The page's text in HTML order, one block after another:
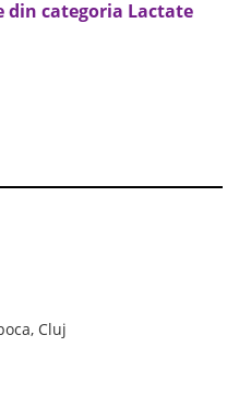
din categoria Lactate
Cluj